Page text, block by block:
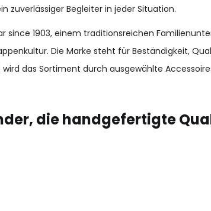
zuverlässiger Begleiter in jeder Situation.
since 1903, einem traditionsreichen
Die Marke steht für Beständigkeit,
das Sortiment durch ausgewählte
die handgefertigte